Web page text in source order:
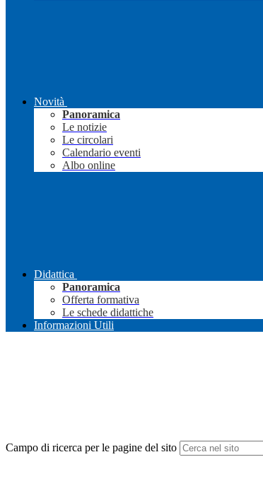
Novità
Panoramica
Le notizie
Le circolari
Calendario eventi
Albo online
Didattica
Panoramica
Offerta formativa
Le schede didattiche
Informazioni Utili
Campo di ricerca per le pagine del sito